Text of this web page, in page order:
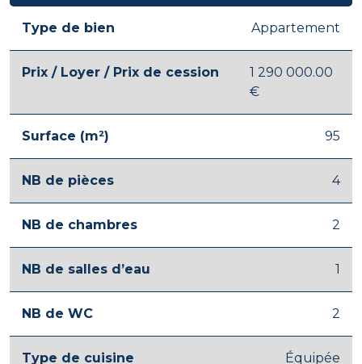
Type de bien Appartement
Prix / Loyer / Prix de cession
1 290 000.00
€
Surface (m²) 95
NB de pièces 4
NB de chambres 2
NB de salles d’eau 1
NB de WC 2
Type de cuisine Équipée